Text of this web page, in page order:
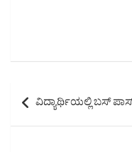
Post
navigation
ವಿದ್ಯಾರ್ಥಿಯಲ್ಲಿ ಬಸ್‌